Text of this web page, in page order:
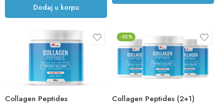
Dodaj u korpu
Collagen Peptides
-52%
Collagen Peptides (2+1)